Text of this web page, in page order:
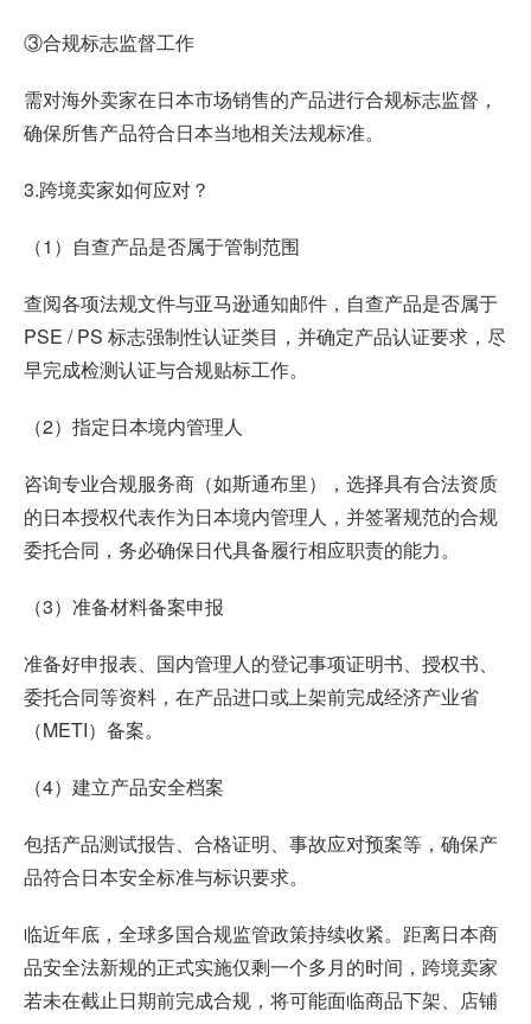
③合规标志监督工作
需对海外卖家在日本市场销售的产品进行合规标志监督，
确保所售产品符合日本当地相关法规标准。
3.跨境卖家如何应对？
（1）自查产品是否属于管制范围
查阅各项法规文件与亚马逊通知邮件，自查产品是否属于
PSE / PS 标志强制性认证类目，并确定产品认证要求，尽
早完成检测认证与合规贴标工作。
（2）指定日本境内管理人
咨询专业合规服务商（如斯通布里），选择具有合法资质
的日本授权代表作为日本境内管理人，并签署规范的合规
委托合同，务必确保日代具备履行相应职责的能力。
（3）准备材料备案申报
准备好申报表、国内管理人的登记事项证明书、授权书、
委托合同等资料，在产品进口或上架前完成经济产业省
（METI）备案。
（4）建立产品安全档案
包括产品测试报告、合格证明、事故应对预案等，确保产
品符合日本安全标准与标识要求。
临近年底，全球多国合规监管政策持续收紧。距离日本商
品安全法新规的正式实施仅剩一个多月的时间，跨境卖家
若未在截止日期前完成合规，将可能面临商品下架、店铺